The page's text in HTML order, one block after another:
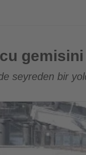
seyreden bir